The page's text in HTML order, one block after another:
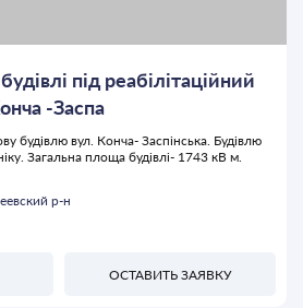
під реабілітаційний
-Заспа
будівлю вул. Конча- Заспінська. Будівлю
Загальна площа будівлі- 1743 кВ м.
р-н
ОСТАВИТЬ ЗАЯВКУ